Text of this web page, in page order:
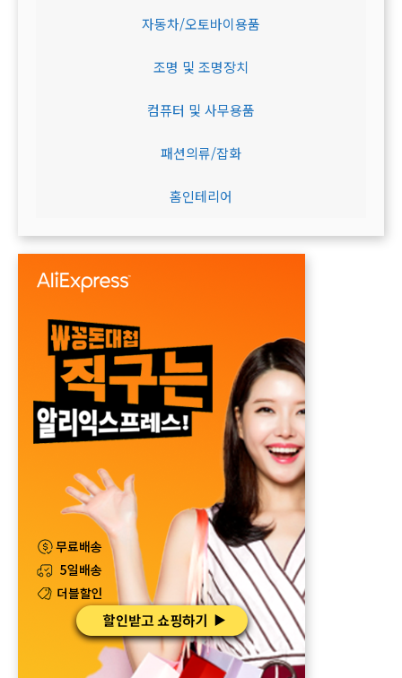
자동차/오토바이용품
조명 및 조명장치
컴퓨터 및 사무용품
패션의류/잡화
홈인테리어